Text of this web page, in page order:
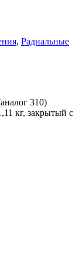
, Радиальные
310)
кг, закрытый с